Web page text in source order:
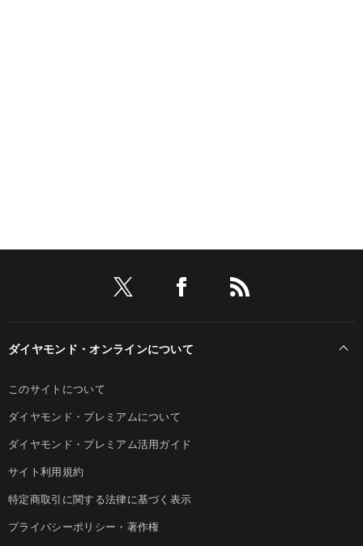
ダイヤモンド・オンラインについて
このサイトについて
ダイヤモンド・プレミアムについて
ダイヤモンド・プレミアム活用ガイド
サイト利用規約
特定商取引に関する法律に基づく表示
プライバシーポリシー・著作権